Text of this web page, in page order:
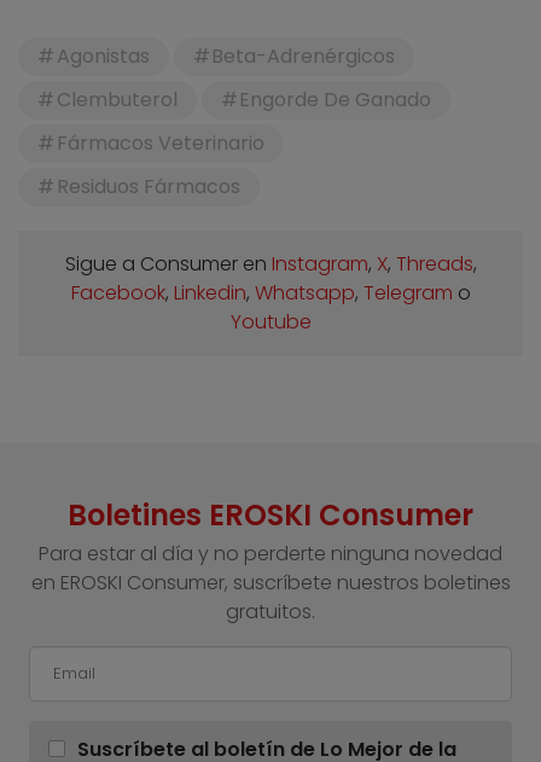
Agonistas
Beta-Adrenérgicos
Clembuterol
Engorde De Ganado
Fármacos Veterinario
Residuos Fármacos
Sigue a Consumer en Instagram, X, Threads,
Facebook, Linkedin, Whatsapp, Telegram o
Youtube
Boletines EROSKI Consumer
Para estar al día y no perderte ninguna novedad
en EROSKI Consumer, suscríbete nuestros boletines
gratuitos.
Suscríbete al boletín de Lo Mejor de la